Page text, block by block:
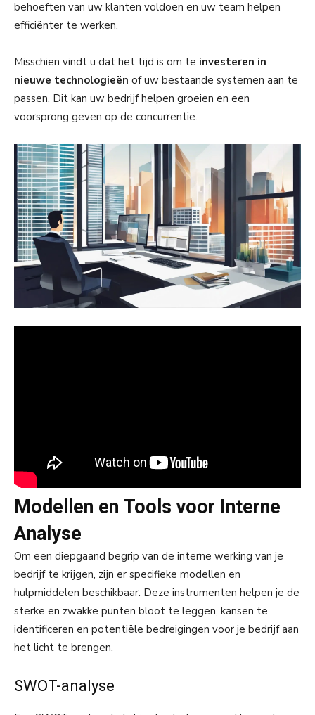
behoeften van uw klanten voldoen en uw team helpen
efficiënter te werken.
Misschien vindt u dat het tijd is om te investeren in
nieuwe technologieën of uw bestaande systemen aan te
passen. Dit kan uw bedrijf helpen groeien en een
voorsprong geven op de concurrentie.
Modellen en Tools voor Interne
Analyse
Om een diepgaand begrip van de interne werking van je
bedrijf te krijgen, zijn er specifieke modellen en
hulpmiddelen beschikbaar. Deze instrumenten helpen je de
sterke en zwakke punten bloot te leggen, kansen te
identificeren en potentiële bedreigingen voor je bedrijf aan
het licht te brengen.
SWOT-analyse